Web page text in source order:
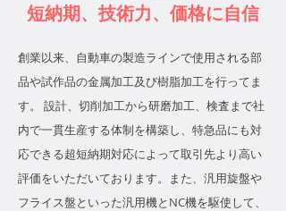
短納期、技術力、価格に自信
創業以来、自動車の製造ラインで使用される部
品や試作品の金属加工及び樹脂加工を行ってま
す。 設計、切削加工から研磨加工、検査まで社
内で一貫生産する体制を構築し、特急品にも対
応できる超短納期対応によって取引先より高い
評価をいただいております。また、汎用旋盤や
フライス盤といった汎用機とNC機を駆使して、